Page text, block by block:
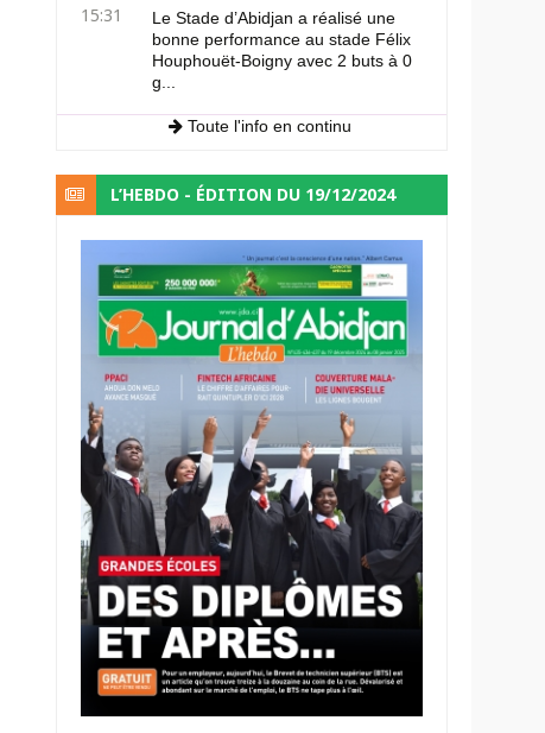
15:31
Le Stade d’Abidjan a réalisé une
bonne performance au stade Félix
Houphouët-Boigny avec 2 buts à 0
g...
Toute l'info en continu
L’HEBDO - ÉDITION DU 19/12/2024